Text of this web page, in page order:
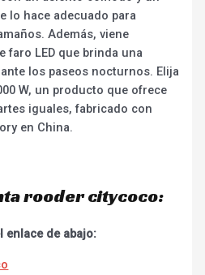
lo hace adecuado para
Además, viene
faro LED que brinda una
los paseos nocturnos. Elija
W, un producto que ofrece
iguales, fabricado con
en China.
rooder citycoco:
enlace de abajo: